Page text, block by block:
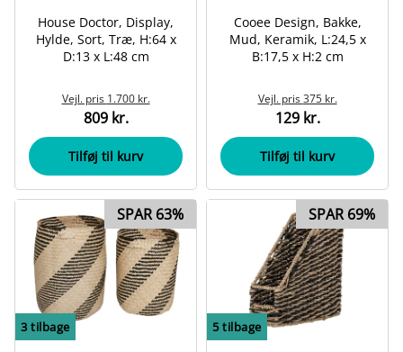
House Doctor, Display,
Hylde, Sort, Træ, H:64 x
D:13 x L:48 cm
Vejl. pris 1.700 kr.
809 kr.
Tilføj til kurv
Cooee Design, Bakke,
Mud, Keramik, L:24,5 x
B:17,5 x H:2 cm
Vejl. pris375 kr.
129 kr.
Tilføj til kurv
3tilbage
SPAR 63%
5tilbage
SPAR 69%